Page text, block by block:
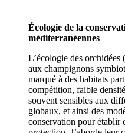
Écologie de la
méditerranéennes
L’écologie des orchidées
aux champignons
marqué à des habitats
compétition, faible
souvent sensibles aux
globaux, et ainsi des
conservation pour établir